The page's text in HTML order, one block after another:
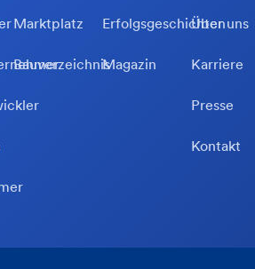
Marktplatz
Bauverzeichnis
Erfolgsgeschichten
Magazin
Über uns
Karriere
Presse
Kontakt